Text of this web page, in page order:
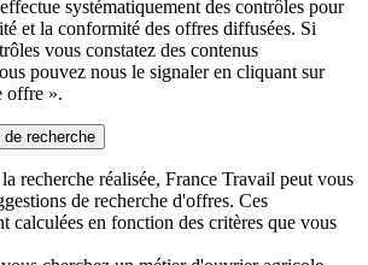
systématiquement des contrôles pour
et la conformité des offres diffusées. Si
vous constatez des contenus
pouvez nous le signaler en cliquant sur
offre ».
recherche
recherche réalisée, France Travail peut vous
de recherche d'offres. Ces
calculées en fonction des critères que vous